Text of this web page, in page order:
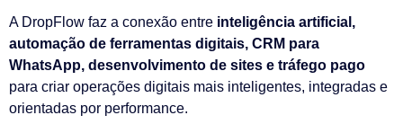
A DropFlow faz a conexão entre inteligência artificial,
automação de ferramentas digitais, CRM para
WhatsApp, desenvolvimento de sites e tráfego pago
para criar operações digitais mais inteligentes, integradas e
orientadas por performance.